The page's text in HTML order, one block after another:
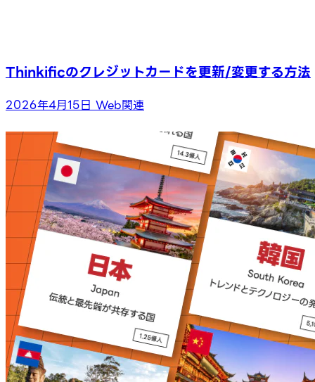
Thinkificのクレジットカードを更新/変更する方法
2026年4月15日 Web関連